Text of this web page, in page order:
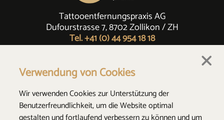
Tattooentfernungspraxis AG
Dufourstrasse 7, 8702 Zollikon / ZH
Tel. +41 (0) 44 954 18 18
© 2026 Tattooentfernungspraxis AG
Verwendung von Cookies
Wir verwenden Cookies zur Unterstützung der
Benutzerfreundlichkeit, um die Website optimal